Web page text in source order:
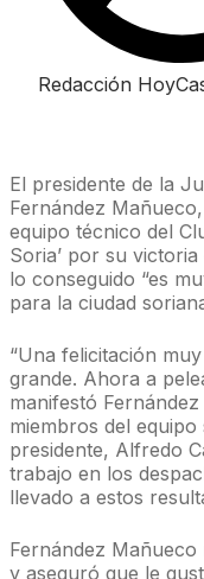
Redacción
El presidente de la
Fernández
equipo técnico del
Soria’ por su
lo conseguido “es
para la ciudad
“Una felicitación
grande. Ahora a
manifestó
miembros del
presidente, Alfredo
trabajo en los
llevado a estos
Fernández
y aseguró que le